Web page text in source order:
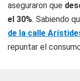
aseguraron que
el 30%. Sabiendo
de la calle
repuntar el